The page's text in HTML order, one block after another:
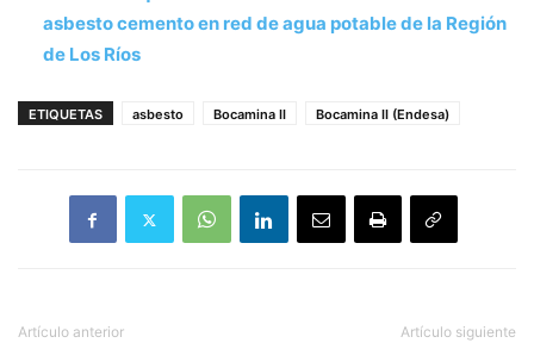
asbesto cemento en red de agua potable de la Región
de Los Ríos
ETIQUETAS asbesto Bocamina II Bocamina II (Endesa)
Artículo anterior Artículo siguiente